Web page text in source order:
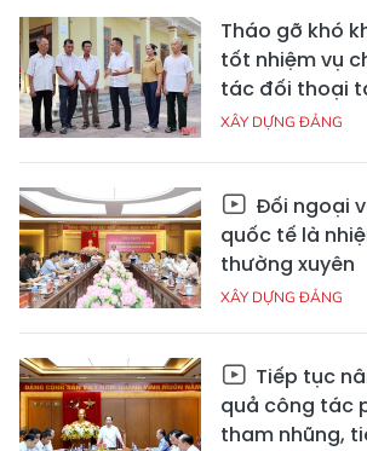
Tháo gỡ khó
tốt nhiệm vụ
tác đối thoại
XÂY DỰNG ĐẢNG
Đối ngoại
quốc tế là
thường xuyên
XÂY DỰNG ĐẢNG
Tiếp tục
quả công tác
tham nhũng,